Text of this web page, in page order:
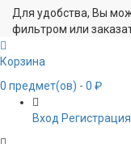
Для удобства, Вы
фильтром или
Корзина
0 предмет(ов) - 0 ₽
Вход Регистрация